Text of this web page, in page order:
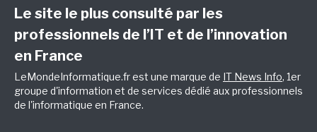
Le site le plus consulté par les
professionnels de l’IT et de l’innovation
en France
LeMondeInformatique.fr est une marque de IT News Info, 1er
groupe d'information et de services dédié aux professionnels
de l'informatique en France.